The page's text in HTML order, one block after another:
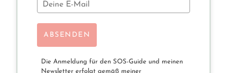
ABSENDEN
Die Anmeldung für den SOS-Guide und meinen
Newsletter erfolgt gemäß meiner